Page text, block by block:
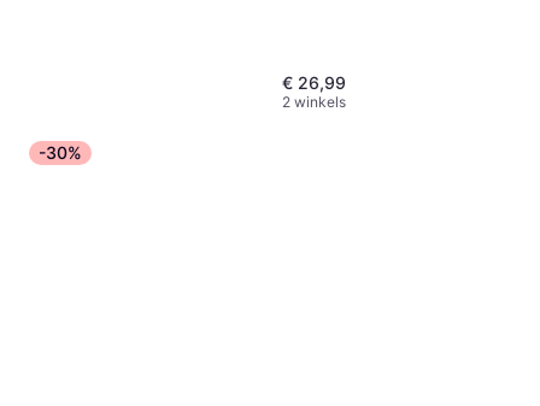
Only Madison Blush Hw Wide
€ 26,99
2 winkels
-30%